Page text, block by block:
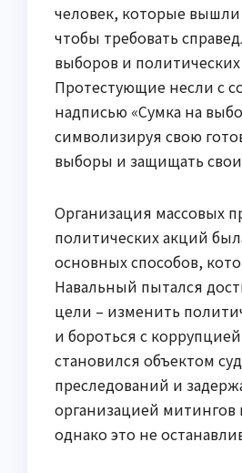
человек, которые
чтобы требовать
выборов и политических
Протестующие несли с
надписью «Сумка на
символизируя свою
выборы и защищать свои
Организация массовых
политических акций
основных способов,
Навальный пытался
цели – изменить
и бороться с
становился объектом
преследований и
организацией митингов
однако это не